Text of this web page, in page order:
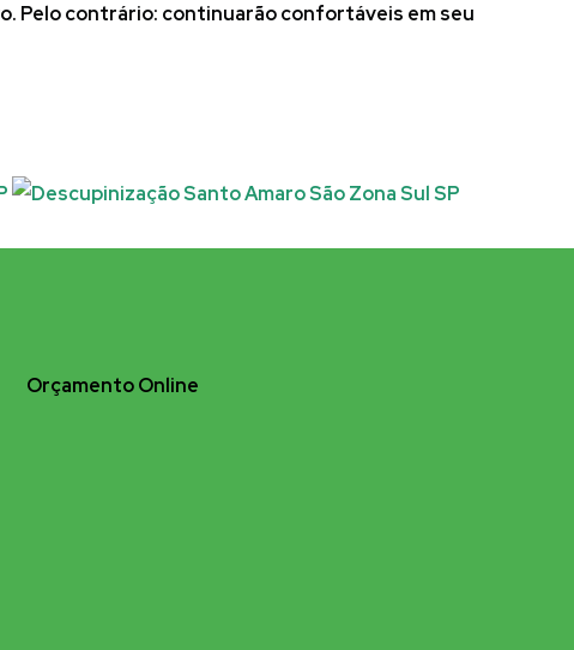
Pelo contrário: continuarão confortáveis em seu
Orçamento Online